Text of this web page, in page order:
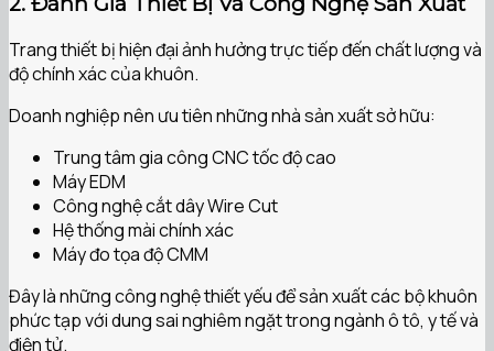
Trang thiết bị hiện đại ảnh hưởng trực tiếp đến chất lượng và
độ chính xác của khuôn.
Doanh nghiệp nên ưu tiên những nhà sản xuất sở hữu:
Trung tâm gia công CNC tốc độ cao
Máy EDM
Công nghệ cắt dây Wire Cut
Hệ thống mài chính xác
Máy đo tọa độ CMM
Đây là những công nghệ thiết yếu để sản xuất các bộ khuôn
phức tạp với dung sai nghiêm ngặt trong ngành ô tô, y tế và
điện tử.